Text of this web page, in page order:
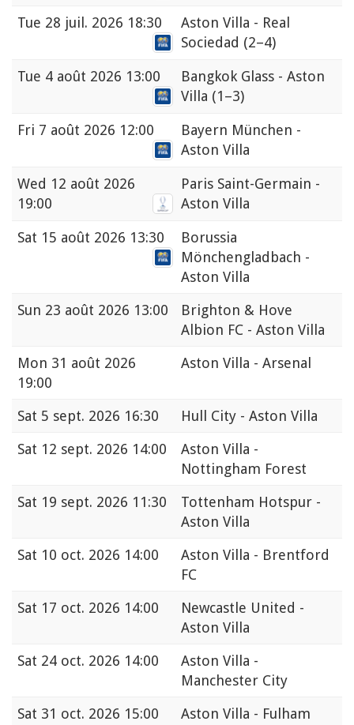
Tue 28 juil. 2026 18:30
Aston Villa - Real
Sociedad (2–4)
Tue 4 août 2026 13:00
Bangkok Glass - Aston
Villa (1–3)
Fri 7 août 2026 12:00
Bayern München -
Aston Villa
Wed 12 août 2026
19:00
Paris Saint-Germain -
Aston Villa
Sat 15 août 2026 13:30
Borussia
Mönchengladbach -
Aston Villa
Sun 23 août 2026 13:00
Brighton & Hove
Albion FC - Aston Villa
Mon 31 août 2026
19:00
Aston Villa - Arsenal
Sat 5 sept. 2026 16:30
Hull City - Aston Villa
Sat 12 sept. 2026 14:00
Aston Villa -
Nottingham Forest
Sat 19 sept. 2026 11:30
Tottenham Hotspur -
Aston Villa
Sat 10 oct. 2026 14:00
Aston Villa - Brentford
FC
Sat 17 oct. 2026 14:00
Newcastle United -
Aston Villa
Sat 24 oct. 2026 14:00
Aston Villa -
Manchester City
Sat 31 oct. 2026 15:00 Aston Villa - Fulham